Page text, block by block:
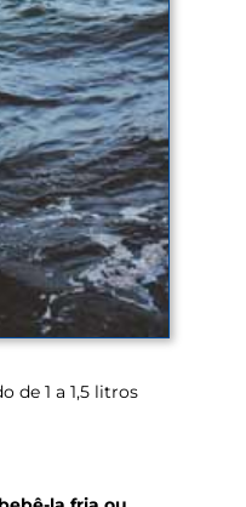
de 1 a 1,5 litros